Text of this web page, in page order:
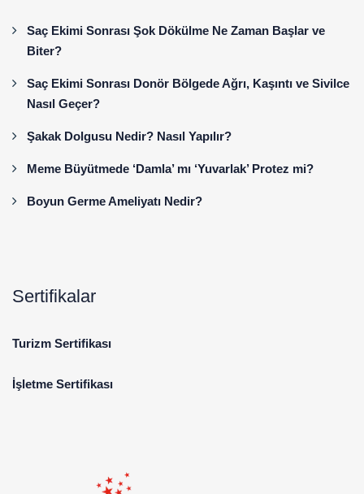
Saç Ekimi Sonrası Şok Dökülme Ne Zaman Başlar ve
Biter?
Saç Ekimi Sonrası Donör Bölgede Ağrı, Kaşıntı ve Sivilce
Nasıl Geçer?
Şakak Dolgusu Nedir? Nasıl Yapılır?
Meme Büyütmede ‘Damla’ mı ‘Yuvarlak’ Protez mi?
Boyun Germe Ameliyatı Nedir?
Sertifikalar
Turizm Sertifikası
İşletme Sertifikası